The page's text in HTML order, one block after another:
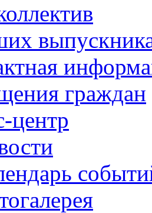
граждан
центр